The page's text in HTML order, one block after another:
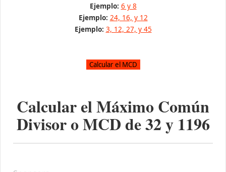
Ejemplo: 6 y 8
Ejemplo: 24, 16, y 12
Ejemplo: 3, 12, 27, y 45
Calcular el Máximo Común
Divisor o MCD de32y 1196